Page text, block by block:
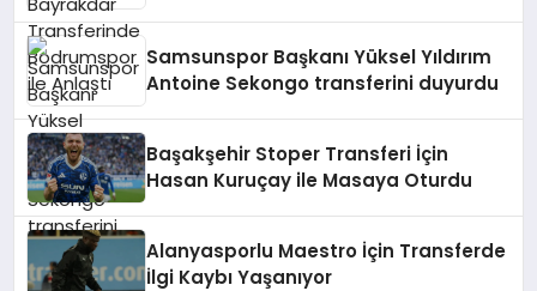
Samsunspor Başkanı Yüksel Yıldırım
Antoine Sekongo transferini duyurdu
Başakşehir Stoper Transferi İçin
Hasan Kuruçay ile Masaya Oturdu
Alanyasporlu Maestro İçin Transferde
İlgi Kaybı Yaşanıyor